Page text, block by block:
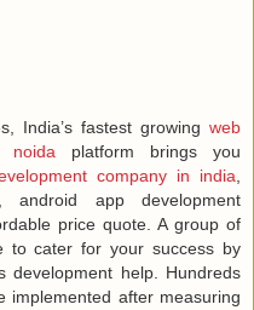
India’s fastest growing web
noida platform brings you
company in india
android app development
price quote. A group of
to cater for your success by
development help. Hundreds
implemented after measuring